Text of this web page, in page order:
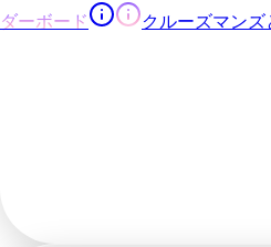
ダーボード
クルーズマンズ